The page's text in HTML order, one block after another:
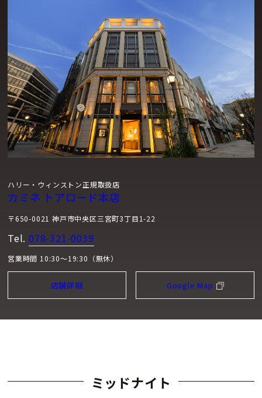
ハリー・ウィンストン正規取扱店
カミネ トアロード本店
〒650-0021 神戸市中央区三宮町3丁目1-22
Tel. 078-321-0039
営業時間 10:30～19:30（無休）
店舗詳細 Google Map
ミッドナイト